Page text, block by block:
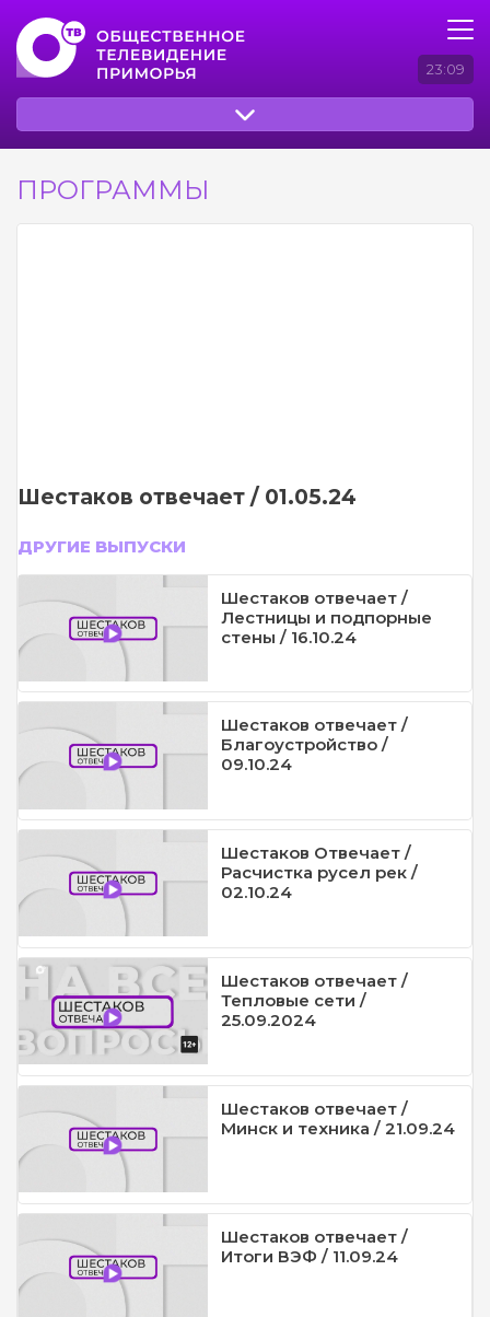
23:09
ПРОГРАММЫ
Шестаков отвечает / 01.05.24
ДРУГИЕ ВЫПУСКИ
Шестаков отвечает /
Лестницы и подпорные
стены / 16.10.24
Шестаков отвечает /
Благоустройство /
09.10.24
Шестаков Отвечает /
Расчистка русел рек /
02.10.24
Шестаков отвечает /
Тепловые сети /
25.09.2024
Шестаков отвечает /
Минск и техника / 21.09.24
Шестаков отвечает /
Итоги ВЭФ / 11.09.24